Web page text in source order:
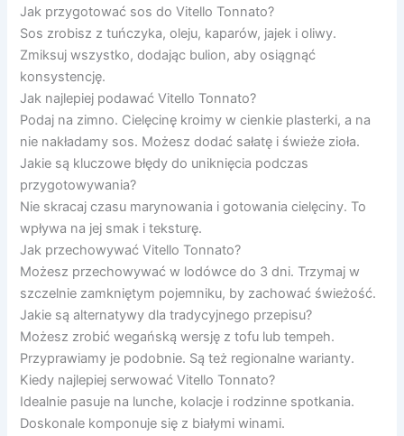
Jak przygotować sos do Vitello Tonnato?
Sos zrobisz z tuńczyka, oleju, kaparów, jajek i oliwy.
Zmiksuj wszystko, dodając bulion, aby osiągnąć
konsystencję.
Jak najlepiej podawać Vitello Tonnato?
Podaj na zimno. Cielęcinę kroimy w cienkie plasterki, a na
nie nakładamy sos. Możesz dodać sałatę i świeże zioła.
Jakie są kluczowe błędy do uniknięcia podczas
przygotowywania?
Nie skracaj czasu marynowania i gotowania cielęciny. To
wpływa na jej smak i teksturę.
Jak przechowywać Vitello Tonnato?
Możesz przechowywać w lodówce do 3 dni. Trzymaj w
szczelnie zamkniętym pojemniku, by zachować świeżość.
Jakie są alternatywy dla tradycyjnego przepisu?
Możesz zrobić wegańską wersję z tofu lub tempeh.
Przyprawiamy je podobnie. Są też regionalne warianty.
Kiedy najlepiej serwować Vitello Tonnato?
Idealnie pasuje na lunche, kolacje i rodzinne spotkania.
Doskonale komponuje się z białymi winami.